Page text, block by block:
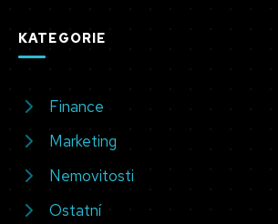
KATEGORIE
Finance
Marketing
Nemovitosti
Ostatní